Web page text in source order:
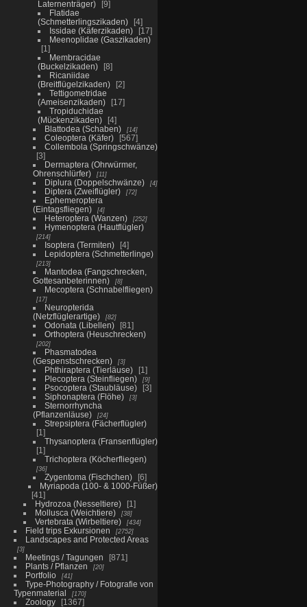
Laternenträger)
9
Flatidae
(Schmetterlingszikaden)
4
Issidae (Käferzikaden)
17
Meenoplidae (Gaszikaden)
1
Membracidae
(Buckelzikaden)
8
Ricaniidae
(Breitflügelzikaden)
2
Tettigometridae
(Ameisenzikaden)
17
Tropiduchidae
(Mückenzikaden)
4
Blattodea (Schaben)
14
Coleoptera (Käfer)
567
Collembola (Springschwänze)
3
Dermaptera (Ohrwürmer,
Ohrenschlürfer)
11
Diplura (Doppelschwänze) 4
Diptera (Zweiflügler) 72
Ephemeroptera
(Eintagsfliegen)
4
Heteroptera (Wanzen) 252
Hymenoptera (Hautflügler)
214
Isoptera (Termiten)
4
Lepidoptera (Schmetterlinge)
213
Mantodea (Fangschrecken,
Gottesanbeterinnen)
8
Mecoptera (Schnabelfliegen)
17
Neuropterida
(Netzflüglerartige)
82
Odonata (Libellen)
81
Orthoptera (Heuschrecken)
202
Phasmatodea
(Gespenstschrecken)
3
Phthiraptera (Tierläuse)
1
Plecoptera (Steinfliegen)
9
Psocoptera (Staubläuse)
3
Siphonaptera (Flöhe)
3
Sternorrhyncha
(Pflanzenläuse)
24
Strepsiptera (Fächerflügler)
1
Thysanoptera (Fransenflügler)
1
Trichoptera (Köcherfliegen)
36
Zygentoma (Fischchen)
6
Myriapoda (100- & 1000-Füßer)
41
Hydrozoa (Nesseltiere)
1
Mollusca (Weichtiere)
38
Vertebrata (Wirbeltiere) 434
Field trips Exkursionen 2752
Landscapes and Protected Areas
3
Meetings / Tagungen
871
Plants / Pflanzen
20
Portfolio 41
Type-Photography / Fotografie von
Typenmaterial
170
Zoology
1367